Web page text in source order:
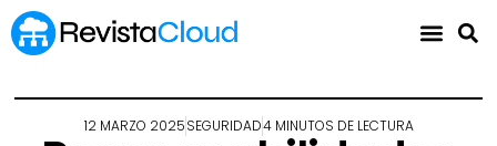
12 MARZO 2025SEGURIDAD4 MINUTOS DE LECTURA